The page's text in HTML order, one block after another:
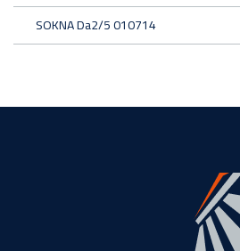
SOKNA Da2/5 010714